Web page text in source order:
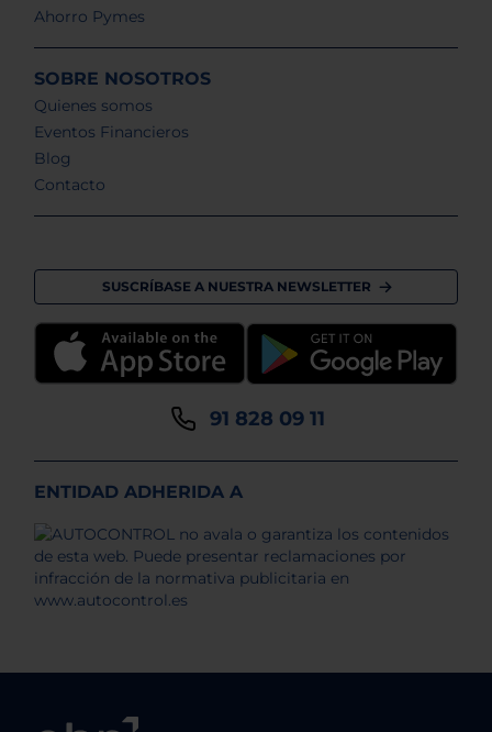
Ahorro Pymes
SOBRE NOSOTROS
Quienes somos
Eventos Financieros
Blog
Contacto
SUSCRÍBASE A NUESTRA NEWSLETTER
91 828 09 11
ENTIDAD ADHERIDA A